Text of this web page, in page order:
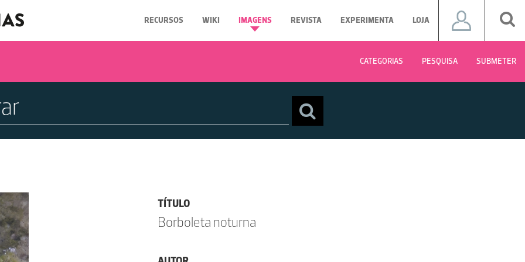
RECURSOS WIKI IMAGENS REVISTA EXPERIMENTA LOJA
CATEGORIAS PESQUISA SUBMETER
TÍTULO
Borboleta noturna